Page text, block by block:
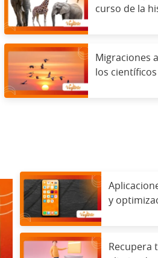
curso de la
Migraciones
los
y
Recupera